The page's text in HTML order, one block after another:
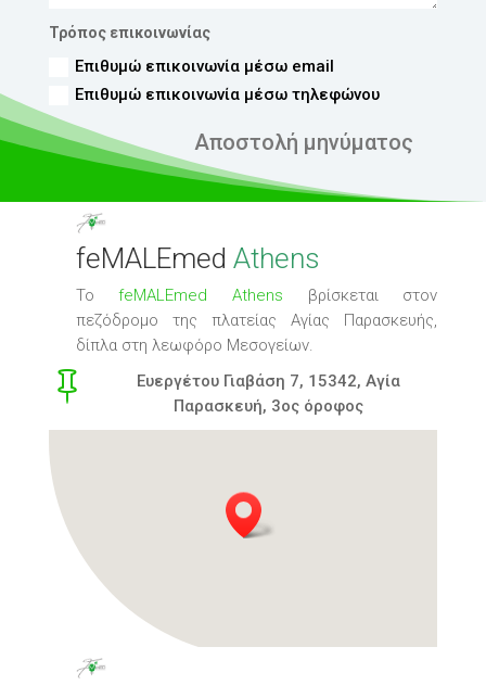
Τρόπος επικοινωνίας
Επιθυμώ επικοινωνία μέσω email
Επιθυμώ επικοινωνία μέσω τηλεφώνου
Αποστολή μηνύματος
feMALEmed Athens
ΤοfeMALEmed Athens βρίσκεται στον
πεζόδρομο της πλατείας Αγίας Παρασκευής,
δίπλα στη λεωφόρο Μεσογείων.

Ευεργέτου Γιαβάση 7, 15342, Αγία
Παρασκευή, 3ος όροφος